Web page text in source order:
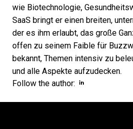
wie Biotechnologie,
SaaS bringt er einen breiten,
der es ihm erlaubt, das große
offen zu seinem Faible für
bekannt, Themen intensiv zu
und alle Aspekte aufzudecken.
Follow the author: Opens new